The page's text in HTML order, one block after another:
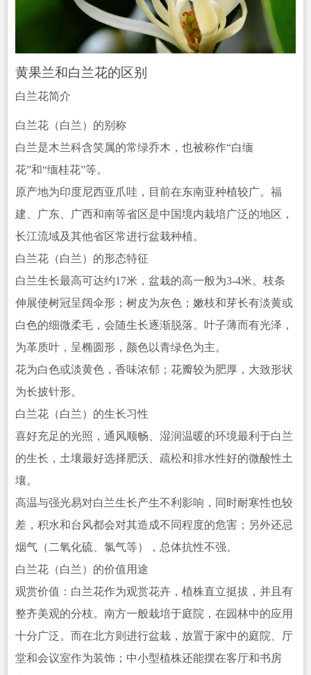
黄果兰和白兰花的区别
白兰花简介
白兰花（白兰）的别称
白兰是木兰科含笑属的常绿乔木，也被称作“白缅
花”和“缅桂花”等。
原产地为印度尼西亚爪哇，目前在东南亚种植较广。福
建、广东、广西和南等省区是中国境内栽培广泛的地区，
长江流域及其他省区常进行盆栽种植。
白兰花（白兰）的形态特征
白兰生长最高可达约17米，盆栽的高一般为3-4米。枝条
伸展使树冠呈阔伞形；树皮为灰色；嫩枝和芽长有淡黄或
白色的细微柔毛，会随生长逐渐脱落。叶子薄而有光泽，
为革质叶，呈椭圆形，颜色以青绿色为主。
花为白色或淡黄色，香味浓郁；花瓣较为肥厚，大致形状
为长披针形。
白兰花（白兰）的生长习性
喜好充足的光照，通风顺畅、湿润温暖的环境最利于白兰
的生长，土壤最好选择肥沃、疏松和排水性好的微酸性土
壤。
高温与强光易对白兰生长产生不利影响，同时耐寒性也较
差，积水和台风都会对其造成不同程度的危害；另外还忌
烟气（二氧化硫、氯气等），总体抗性不强。
白兰花（白兰）的价值用途
观赏价值：白兰花作为观赏花卉，植株直立挺拔，并且有
整齐美观的分枝。南方一般栽培于庭院，在园林中的应用
十分广泛。而在北方则进行盆栽，放置于家中的庭院、厅
堂和会议室作为装饰；中小型植株还能摆在客厅和书房